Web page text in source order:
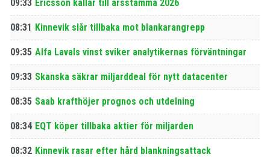
09:33 Ericsson kallar till årsstämma 2026
08:31 Kinnevik slår tillbaka mot blankarangrepp
09:35 Alfa Lavals vinst sviker analytikernas förväntningar
09:33 Skanska säkrar miljarddeal för nytt datacenter
08:35 Saab krafthöjer prognos och utdelning
08:34 EQT köper tillbaka aktier för miljarden
08:32 Kinnevik rasar efter hård blankningsattack